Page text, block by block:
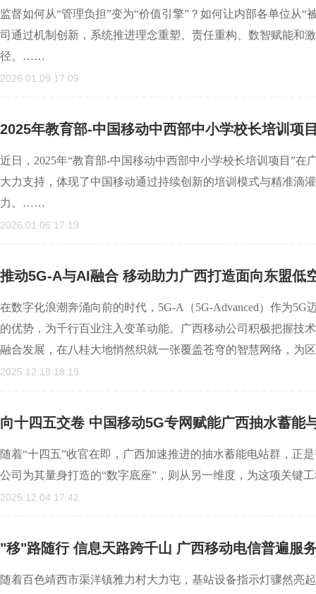
监督如何从“管理负担”变为“价值引擎”？如何让内部各单位从
司通过机制创新，系统推进理念重塑、责任重构、数智赋能和
径。……
2026.01.09 17:09
2025年教育部-中国移动中西部中小学校长培训项
近日，2025年“教育部-中国移动中西部中小学校长培训项目”
大力支持，体现了中国移动通过持续创新的培训模式与精准滴
力。……
2026.01.06 17:19
推动5G-A与AI融合 移动助力广西打造面向东盟低
在数字化浪潮奔涌向前的时代，5G-A（5G-Advanced）作为
的优势，为千行百业注入变革动能。广西移动公司积极把握技
融合发展，在八桂大地悄然织就一张覆盖苍穹的智慧网络，
2025.12.18 18:19
向十四五交卷 中国移动5G专网赋能广西抽水蓄能
随着“十四五”收官在即，广西加速推进的抽水蓄能电站群，正
公司为其量身打造的“数字底座”，则从另一维度，为这项关
2025.12.04 17:42
"移"路随行 信息天路跨千山 广西移动电信普遍服
随着百色靖西市渠洋镇雅力村大力屯，基站设备指示灯骤然亮